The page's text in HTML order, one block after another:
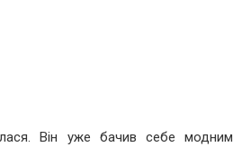
Він уже бачив себе модним